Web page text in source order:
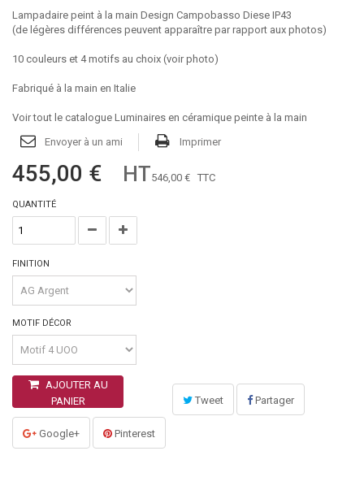
Lampadaire peint à la main Design Campobasso Diese IP43
(de légères différences peuvent apparaître par rapport aux photos)
10 couleurs et 4 motifs au choix (voir photo)
Fabriqué à la main en Italie
Voir tout le catalogue Luminaires en céramique peinte à la main
Envoyer à un ami
Imprimer
455,00 € HT546,00 € TTC
QUANTITÉ
FINITION
MOTIF DÉCOR
AJOUTER AU
PANIER
Tweet Partager
Google+ Pinterest